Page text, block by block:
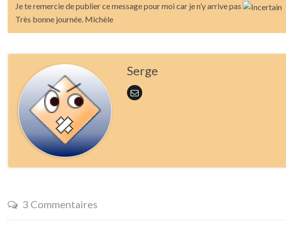
Je te remercie de publier ce message pour moi car je n’y arrive pas
Très bonne journée. Michèle
Serge
3 Commentaires